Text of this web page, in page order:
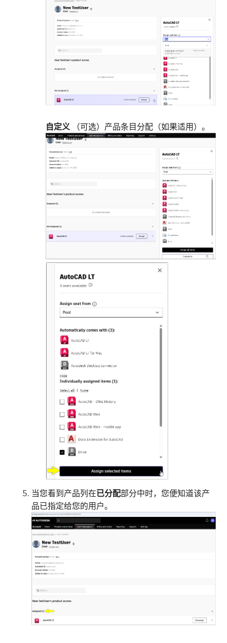
自定义 （可选）产品条目分配（如果适用）。
当您看到产品列在已分配部分中时，您便知道该产
品已指定给您的用户。